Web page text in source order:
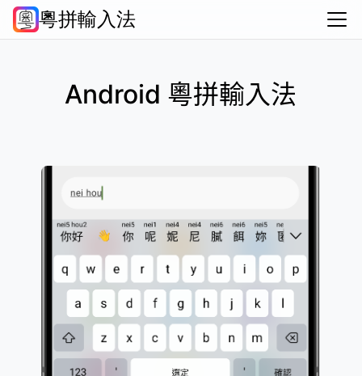
粵拼輸入法
Android
iOS
macOS
Windows
HarmonyOS
常問問題
資源彙集
支持作者
關於
Android 粵拼輸入法